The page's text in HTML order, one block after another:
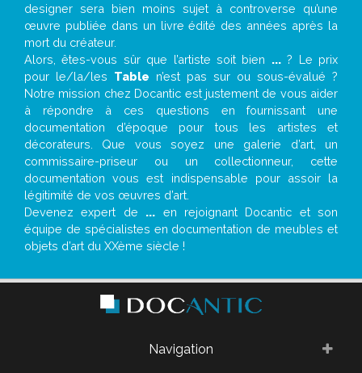
designer sera bien moins sujet à controverse qu’une
œuvre publiée dans un livre édité des années après la
mort du créateur.
Alors, êtes-vous sûr que l’artiste soit bien ...? Le prix
pour le/la/les Table n’est pas sur ou sous-évalué ?
Notre mission chez Docantic est justement de vous aider
à répondre à ces questions en fournissant une
documentation d’époque pour tous les artistes et
décorateurs. Que vous soyez une galerie d’art, un
commissaire-priseur ou un collectionneur, cette
documentation vous est indispensable pour assoir la
légitimité de vos œuvres d’art.
Devenez expert de ... en rejoignant Docantic et son
équipe de spécialistes en documentation de meubles et
objets d’art du XXème siècle !
Navigation